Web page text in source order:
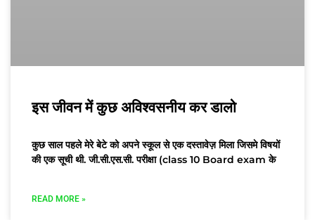
इस जीवन में कुछ अविश्वसनीय कर डालो
कुछ साल पहले मेरे बेटे को अपने स्कूल से एक दस्तावेज़ मिला जिसमे विषयों
की एक सूची थी. जी.सी.एस.सी. परीक्षा (class 10 Board exam के
READ MORE »